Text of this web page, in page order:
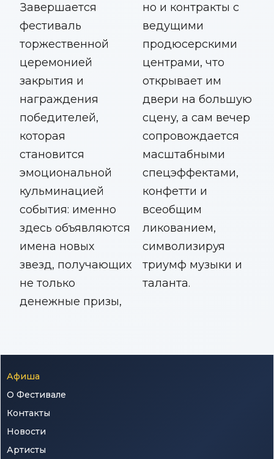
Завершается
фестиваль
торжественной
церемонией
закрытия и
награждения
победителей,
которая
становится
эмоциональной
кульминацией
события: именно
здесь объявляются
имена новых
звезд, получающих
не только
денежные призы,
но и контракты с
ведущими
продюсерскими
центрами, что
открывает им
двери на большую
сцену, а сам вечер
сопровождается
масштабными
спецэффектами,
конфетти и
всеобщим
ликованием,
символизируя
триумф музыки и
таланта.
Афиша
О Фестивале
Контакты
Новости
Артисты